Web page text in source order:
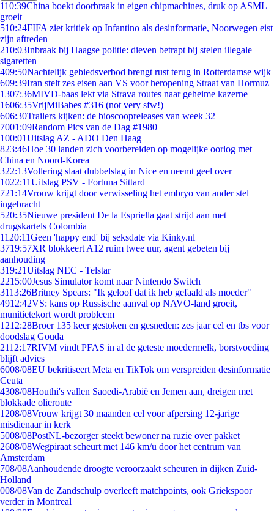
110:39China boekt doorbraak in eigen chipmachines, druk op ASML
groeit
510:24FIFA ziet kritiek op Infantino als desinformatie, Noorwegen eist
zijn aftreden
210:03Inbraak bij Haagse politie: dieven betrapt bij stelen illegale
sigaretten
409:50Nachtelijk gebiedsverbod brengt rust terug in Rotterdamse wijk
609:39Iran stelt zes eisen aan VS voor heropening Straat van Hormuz
1307:36MIVD-baas lekt via Strava routes naar geheime kazerne
1606:35VrijMiBabes #316 (not very sfw!)
606:30Trailers kijken: de bioscoopreleases van week 32
7001:09Random Pics van de Dag #1980
100:01Uitslag AZ - ADO Den Haag
823:46Hoe 30 landen zich voorbereiden op mogelijke oorlog met
China en Noord-Korea
322:13Vollering slaat dubbelslag in Nice en neemt geel over
1022:11Uitslag PSV - Fortuna Sittard
721:14Vrouw krijgt door verwisseling het embryo van ander stel
ingebracht
520:35Nieuwe president De la Espriella gaat strijd aan met
drugskartels Colombia
11 20:11Geen 'happy end' bij seksdate via Kinky.nl
3719:57XR blokkeert A12 ruim twee uur, agent gebeten bij
aanhouding
319:21Uitslag NEC - Telstar
2215:00Jesus Simulator komt naar Nintendo Switch
3113:26Britney Spears: "Ik geloof dat ik heb gefaald als moeder"
4912:42VS: kans op Russische aanval op NAVO-land groeit,
munitietekort wordt probleem
1212:28Broer 135 keer gestoken en gesneden: zes jaar cel en tbs voor
doodslag Gouda
2112:17RIVM vindt PFAS in al de geteste moedermelk, borstvoeding
blijft advies
6008/08EU bekritiseert Meta en TikTok om verspreiden desinformatie
Ceuta
4308/08Houthi's vallen Saoedi-Arabië en Jemen aan, dreigen met
blokkade olieroute
1208/08Vrouw krijgt 30 maanden cel voor afpersing 12-jarige
misdienaar in kerk
5008/08PostNL-bezorger steekt bewoner na ruzie over pakket
2608/08Wegpiraat scheurt met 146 km/u door het centrum van
Amsterdam
708/08Aanhoudende droogte veroorzaakt scheuren in dijken Zuid-
Holland
008/08Van de Zandschulp overleeft matchpoints, ook Griekspoor
verder in Montreal